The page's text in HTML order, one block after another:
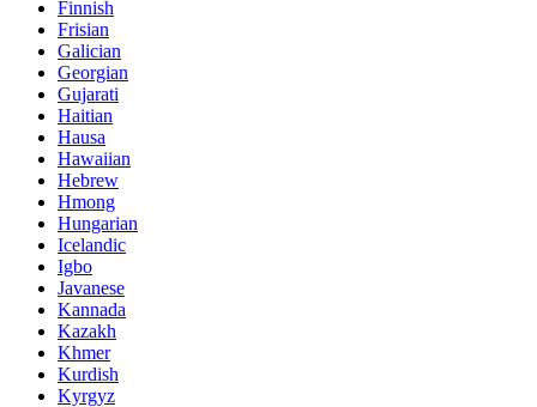
Finnish
Frisian
Galician
Georgian
Gujarati
Haitian
Hausa
Hawaiian
Hebrew
Hmong
Hungarian
Icelandic
Igbo
Javanese
Kannada
Kazakh
Khmer
Kurdish
Kyrgyz